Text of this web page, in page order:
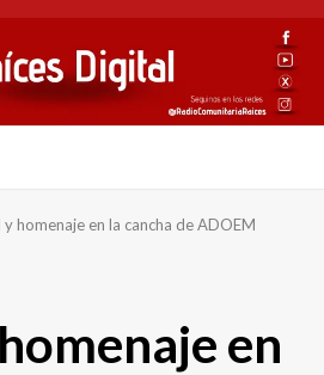
homenaje en la cancha de ADOEM
en